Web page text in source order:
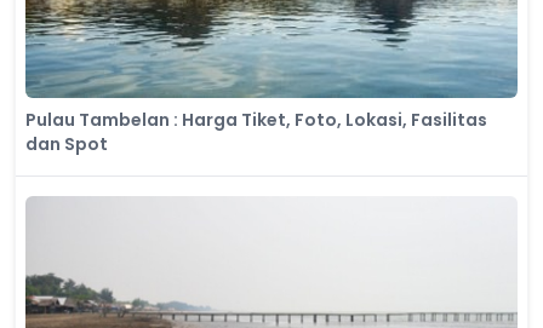
Pulau Tambelan : Harga Tiket, Foto, Lokasi, Fasilitas
dan Spot